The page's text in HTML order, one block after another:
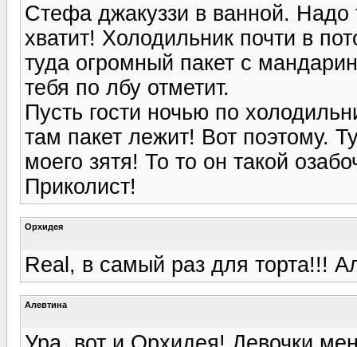
Стефа джакуззи в ванной. Надо
хватит! Холодильник почти в
туда огромный пакет с
тебя по лбу отметит.
Пусть гости ночью по
там пакет лежит! Вот поэтому.
моего зятя! То то он такой
Приколист!
Орхидея
Real, в самый раз для торта!!!
Алевтина